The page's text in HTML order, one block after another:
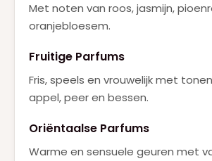
Met noten van roos, jasmijn,
oranjebloesem.
Fruitige Parfums
Fris, speels en vrouwelijk met
appel, peer en bessen.
Oriëntaalse Parfums
Warme en sensuele geuren met